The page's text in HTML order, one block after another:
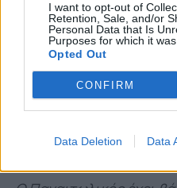
I want to opt-out of
Retention, Sale, and/or
Personal Data that Is
Purposes for which it was
Opted Out
CONFIRM
Data Deletion Data
καθόλου. Αν ήμασταν
συγκεντρωμένοι, θα
διεκδικήσουμε ακόμα
και ίσως με τις
Ο Παναιτωλικός έχει
ελληνικό στοιχείο –